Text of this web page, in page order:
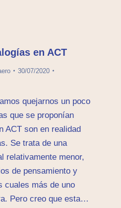
en ACT
30/07/2020
quejarnos un poco
que se proponían
ACT son en realidad
Se trata de una
relativamente menor,
de pensamiento y
cuales más de uno
Pero creo que esta…